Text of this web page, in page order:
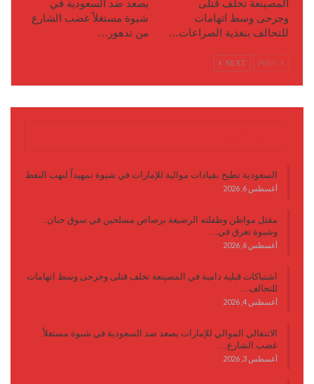
المصينعة تخلف قتلى
وجرحى وسط اتهامات
للتحالف بتغذية الصراعات…
يصعد ضد السعودية في
شبوة مستغلاً غضب الشارع
من تدهور…
NEXT
السعودية تطيح بقيادات موالية للإمارات في شبوة تمهيداً لنهب النفط
أغسطس 6, 2026
مقتل مواطن وطفلته الرضيعة برصاص مسلحين في سوق حبان..
وشبوة تغرق في…
أغسطس 6, 2026
اشتباكات قبلية دامية في المصينعة تخلف قتلى وجرحى وسط اتهامات
للتحالف…
أغسطس 4, 2026
الانتقالي الموالي للإمارات يصعد ضد السعودية في شبوة مستغلاً
غضب الشارع…
أغسطس 3, 2026